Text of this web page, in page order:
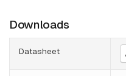
Downloads
Datasheet